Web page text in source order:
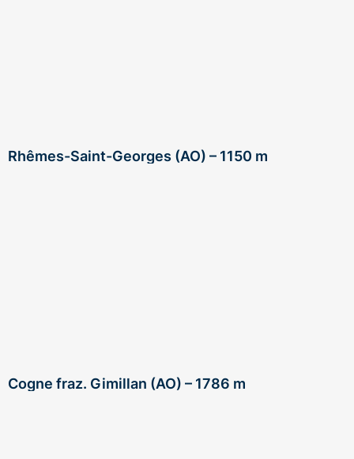
Rhêmes-Saint-Georges (AO) – 1150 m
Cogne fraz. Gimillan (AO) – 1786 m